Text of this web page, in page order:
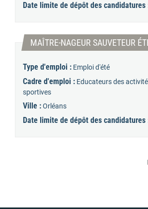
Date limite de dépôt des candidatures
MAÎTRE-NAGEUR SAUVETEUR
Type d'emploi : Emploi d'été
Cadre d'emploi : Educateurs des
sportives
Ville :Orléans
Date limite de dépôt des candidatures